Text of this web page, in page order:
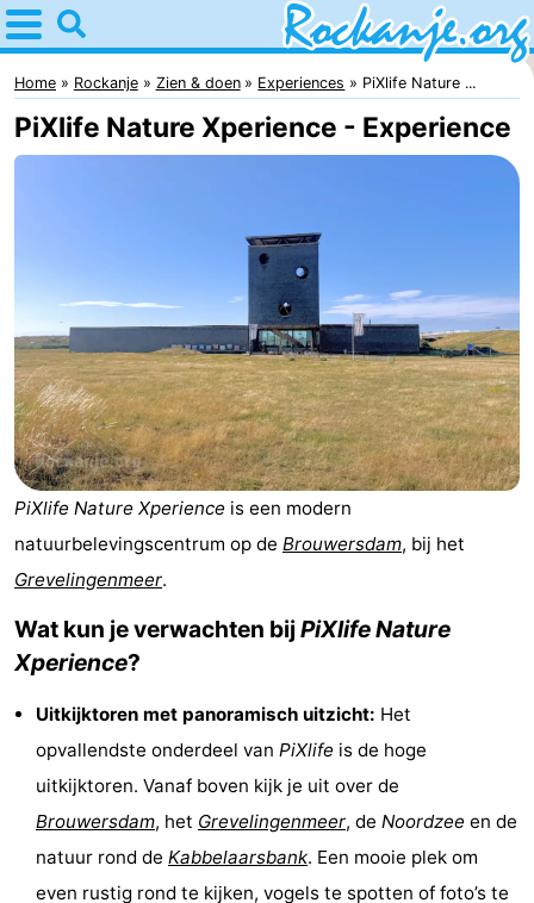
Home
Rockanje
Tips
Appartementen
Bed
(&
breakfasts)
Campings
Hotels
Vakantiehuizen
Cape
Helius
-
Poort
van
Zeeland
-
Rondeweibos
-
Waterbos
Last
minutes
Strand
Zien
Home Rockanje Zien & doen Experiences PiXlife Nature ...
PiXlife Nature Xperience - Experience
PiXlife Nature Xperience is een modern
natuurbelevingscentrum op de Brouwersdam, bij het
Grevelingenmeer.
Wat kun je verwachten bij PiXlife Nature
Xperience?
Uitkijktoren met panoramisch uitzicht: Het
opvallendste onderdeel van PiXlife is de hoge
uitkijktoren. Vanaf boven kijk je uit over de
Brouwersdam, het Grevelingenmeer, de Noordzee en de
natuur rond de Kabbelaarsbank. Een mooie plek om
even rustig rond te kijken, vogels te spotten of foto’s te